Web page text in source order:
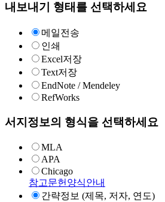
내보내기 형태를 선택하세요
메일전송
인쇄
Excel저장
Text저장
EndNote / Mendeley
RefWorks
서지정보의 형식을 선택하세요
MLA
APA
Chicago
참고문헌양식안내
간략정보 (제목, 저자, 연도)